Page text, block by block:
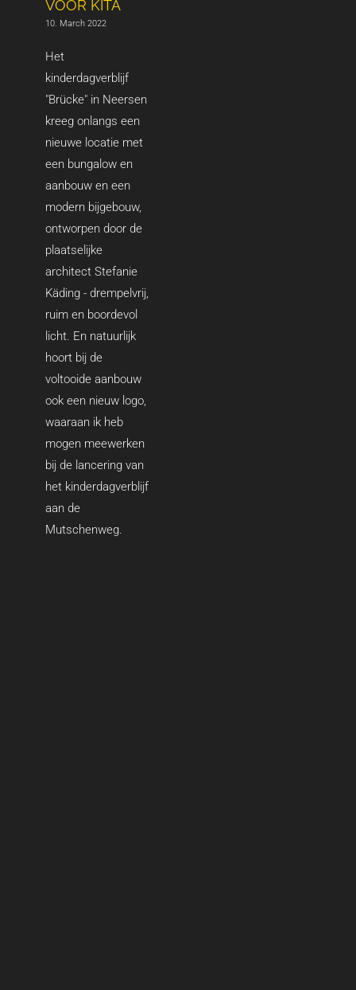
VOOR KITA
10. March 2022
Het
kinderdagverblijf
"Brücke" in Neersen
kreeg onlangs een
nieuwe locatie met
een bungalow en
aanbouw en een
modern bijgebouw,
ontworpen door de
plaatselijke
architect Stefanie
Käding - drempelvrij,
ruim en boordevol
licht. En natuurlijk
hoort bij de
voltooide aanbouw
ook een nieuw logo,
waaraan ik heb
mogen meewerken
bij de lancering van
het kinderdagverblijf
aan de
Mutschenweg.